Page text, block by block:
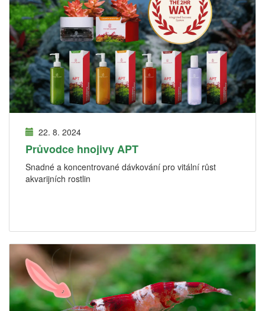
22. 8. 2024
Průvodce hnojivy APT
Snadné a koncentrované dávkování pro vitální růst
akvarijních rostlin